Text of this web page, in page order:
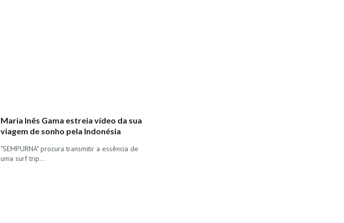
Maria Inês Gama estreia vídeo da sua
viagem de sonho pela Indonésia
"SEMPURNA" procura transmitir a essência de
uma surf trip...